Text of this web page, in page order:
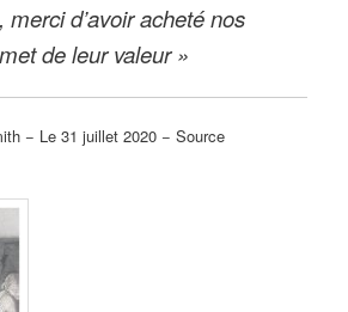
merci d’avoir acheté nos
de leur valeur »
− Le 31 juillet 2020 − Source